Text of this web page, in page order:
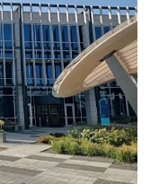
fully
serves as their
have
that all
5 days a week.
has been extended
to run until